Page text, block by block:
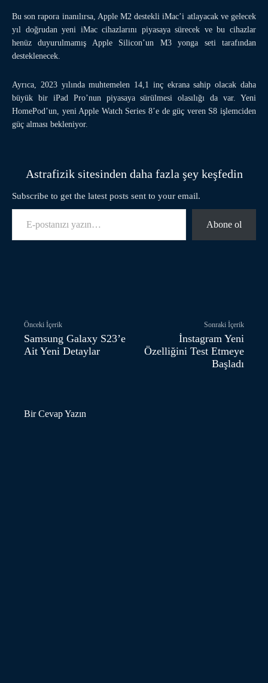
Bu son rapora inanılırsa, Apple M2 destekli iMac’i atlayacak ve gelecek
yıl doğrudan yeni iMac cihazlarını piyasaya sürecek ve bu cihazlar
henüz duyurulmamış Apple Silicon’un M3 yonga seti tarafından
desteklenecek.
Ayrıca, 2023 yılında muhtemelen 14,1 inç ekrana sahip olacak daha
büyük bir iPad Pro’nun piyasaya sürülmesi olasılığı da var. Yeni
HomePod’un, yeni Apple Watch Series 8’e de güç veren S8 işlemciden
güç alması bekleniyor.
Astrafizik sitesinden daha fazla şey keşfedin
Subscribe to get the latest posts sent to your email.
E-postanızı yazın…
Abone ol
Önceki İçerik
Samsung Galaxy S23’e
Ait Yeni Detaylar
Sonraki İçerik
İnstagram Yeni
Özelliğini Test Etmeye
Başladı
Bir Cevap Yazın